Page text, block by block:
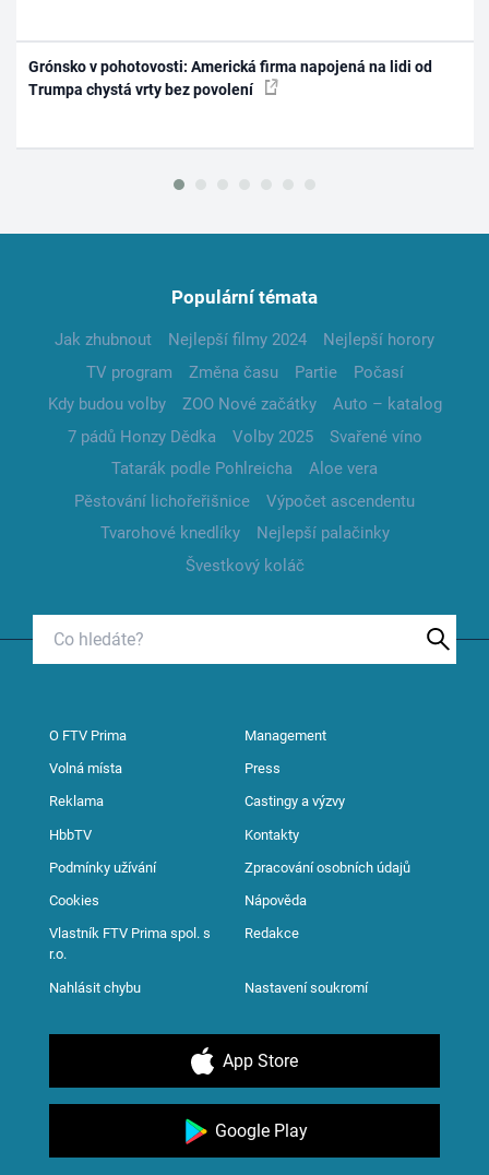
Grónsko v pohotovosti: Americká firma napojená na lidi od
Trumpa chystá vrty bez povolení
Populární témata
Jak zhubnout Nejlepší filmy 2024
Nejlepší horory
TV program
Změna času Partie
Počasí
Kdy budou volby
ZOO Nové začátky
Auto – katalog
7 pádů Honzy Dědka
Volby 2025
Svařené víno
Tatarák podle Pohlreicha
Aloe vera
Pěstování lichořeřišnice
Výpočet ascendentu
Tvarohové knedlíky
Nejlepší palačinky
Švestkový koláč
O FTV Prima Management
Volná místa Press
Reklama Castingy a výzvy
HbbTV Kontakty
Podmínky užívání Zpracování osobních údajů
Cookies Nápověda
Vlastník FTV Prima spol. s
r.o.
Redakce
Nahlásit chybu Nastavení soukromí
App Store
Google Play